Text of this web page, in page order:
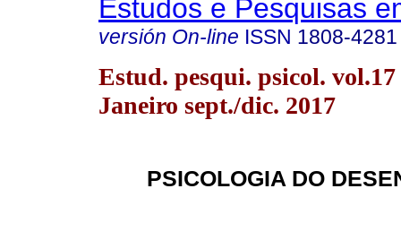
Estudos e Pesquisas
versión On-line ISSN 1808-4281
Estud. pesqui. psicol.
Janeiro sept./dic. 2017
PSICOLOGIA DO